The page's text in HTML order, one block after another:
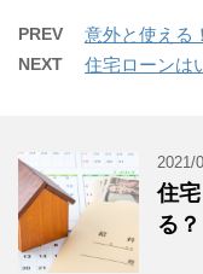
PREV 意外と使える
NEXT 住宅ローンは
2021/
住
る？